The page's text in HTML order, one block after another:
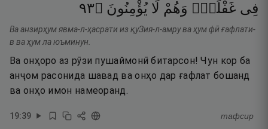
فِى غَفْلَةٍۢ وَهُمْ لَا يُؤْمِنُونَ ۝٣٩
Ва анзирҳум явма-л-ҳасрати из қуЗия-л-амру ва ҳум фӣ ғафлати-
в ва ҳум ла юъминун.
Ва онҳоро аз рӯзи пушаймонӣ битарсон! Чун кор ба
анҷом расонида шавад ва онҳо дар ғафлат бошанд
ва онҳо имон намеоранд.
19:39 тафсир